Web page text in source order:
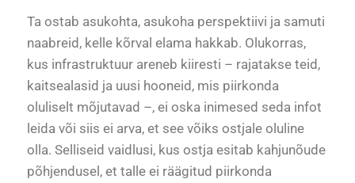
Ta ostab asukohta, asukoha perspektiivi ja samuti
naabreid, kelle kõrval elama hakkab. Olukorras,
kus infrastruktuur areneb kiiresti – rajatakse teid,
kaitsealasid ja uusi hooneid, mis piirkonda
oluliselt mõjutavad –, ei oska inimesed seda infot
leida või siis ei arva, et see võiks ostjale oluline
olla. Selliseid vaidlusi, kus ostja esitab kahjunõude
põhjendusel, et talle ei räägitud piirkonda